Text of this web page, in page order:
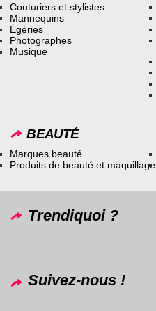
Couturiers et stylistes
Mannequins
Égéries
Photographes
Musique
BEAUTÉ
Marques beauté
Produits de beauté et maquillage
Trendiquoi ?
Suivez-nous !